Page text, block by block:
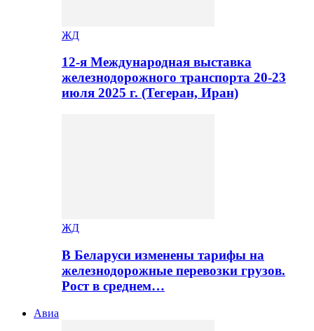
ЖД
12-я Международная выставка
железнодорожного транспорта 20-23
июля 2025 г. (Тегеран, Иран)
ЖД
В Беларуси изменены тарифы на
железнодорожные перевозки грузов.
Рост в среднем…
Авиа